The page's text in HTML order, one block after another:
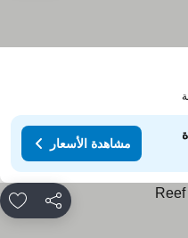
مشاهدة الأسعار
مشاركة